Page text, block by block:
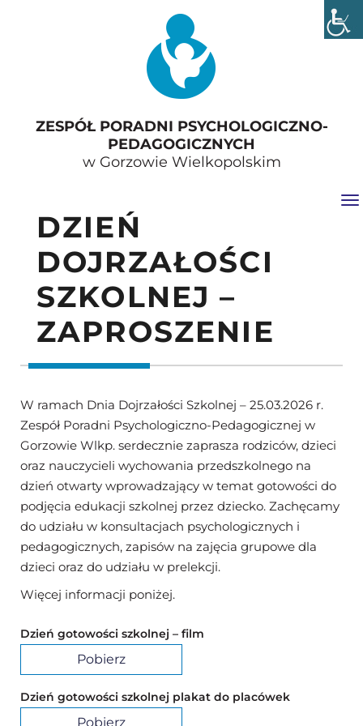
ZESPÓŁ PORADNI PSYCHOLOGICZNO-
PEDAGOGICZNYCH
w Gorzowie Wielkopolskim
DZIEŃ
DOJRZAŁOŚCI
SZKOLNEJ –
ZAPROSZENIE
W ramach Dnia Dojrzałości Szkolnej – 25.03.2026 r.
Zespół Poradni Psychologiczno-Pedagogicznej w
Gorzowie Wlkp. serdecznie zaprasza rodziców, dzieci
oraz nauczycieli wychowania przedszkolnego na
dzień otwarty wprowadzający w temat gotowości do
podjęcia edukacji szkolnej przez dziecko. Zachęcamy
do udziału w konsultacjach psychologicznych i
pedagogicznych, zapisów na zajęcia grupowe dla
dzieci oraz do udziału w prelekcji.
Więcej informacji poniżej.
Dzień gotowości szkolnej – film
Pobierz
Dzień gotowości szkolnej plakat do placówek
Pobierz